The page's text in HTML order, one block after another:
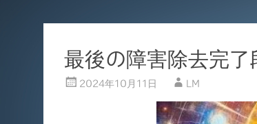
最後の障害除去完
2024年10月11日 LM